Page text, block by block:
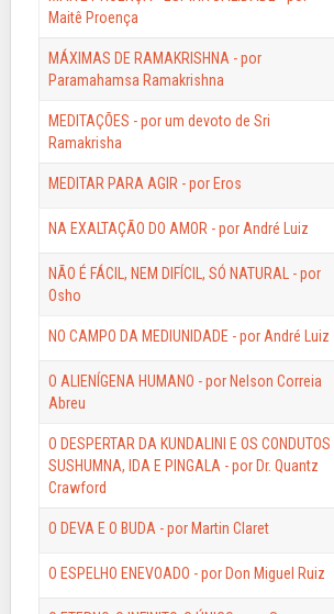
Maitê Proença
MÁXIMAS DE RAMAKRISHNA - por
Paramahamsa Ramakrishna
MEDITAÇÕES - por um devoto de Sri
Ramakrisha
MEDITAR PARA AGIR - por Eros
NA EXALTAÇÃO DO AMOR - por André Luiz
NÃO É FÁCIL, NEM DIFÍCIL, SÓ NATURAL - por
Osho
NO CAMPO DA MEDIUNIDADE - por André Luiz
O ALIENÍGENA HUMANO - por Nelson Correia
Abreu
O DESPERTAR DA KUNDALINI E OS CONDUTOS
SUSHUMNA, IDA E PINGALA - por Dr. Quantz
Crawford
O DEVA E O BUDA - por Martin Claret
O ESPELHO ENEVOADO - por Don Miguel Ruiz